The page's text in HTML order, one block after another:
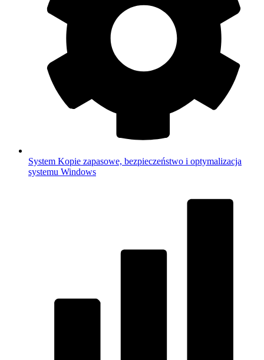
System Kopie zapasowe, bezpieczeństwo i optymalizacja
systemu Windows